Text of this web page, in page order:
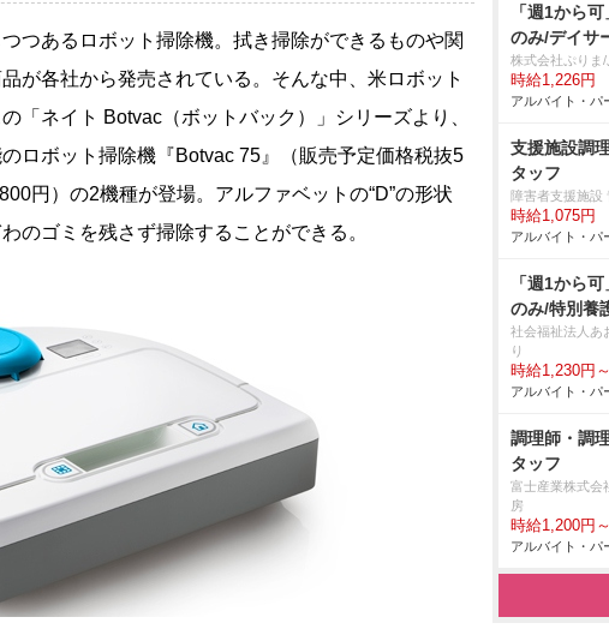
つあるロボット掃除機。拭き掃除ができるものや関
が各社から発売されている。そんな中、米ロボット
「ネイト Botvac（ボットバック）」シリーズより、
ロボット掃除機『Botvac 75』（販売予定価格税抜5
円）の2機種が登場。アルファベットの“D”の形状
のゴミを残さず掃除することができる。
「週1から
のみ/デイサ
株式会社ぷりま
時給1,226円
アルバイト・パ
支援施設調
タッフ
障害者支援施設
時給1,075円
アルバイト・パ
「週1から
のみ/特別養
社会福祉法人あ
り
時給1,230円
アルバイト・パ
調理師・調
タッフ
富士産業株式会
房
時給1,200円
アルバイト・パ